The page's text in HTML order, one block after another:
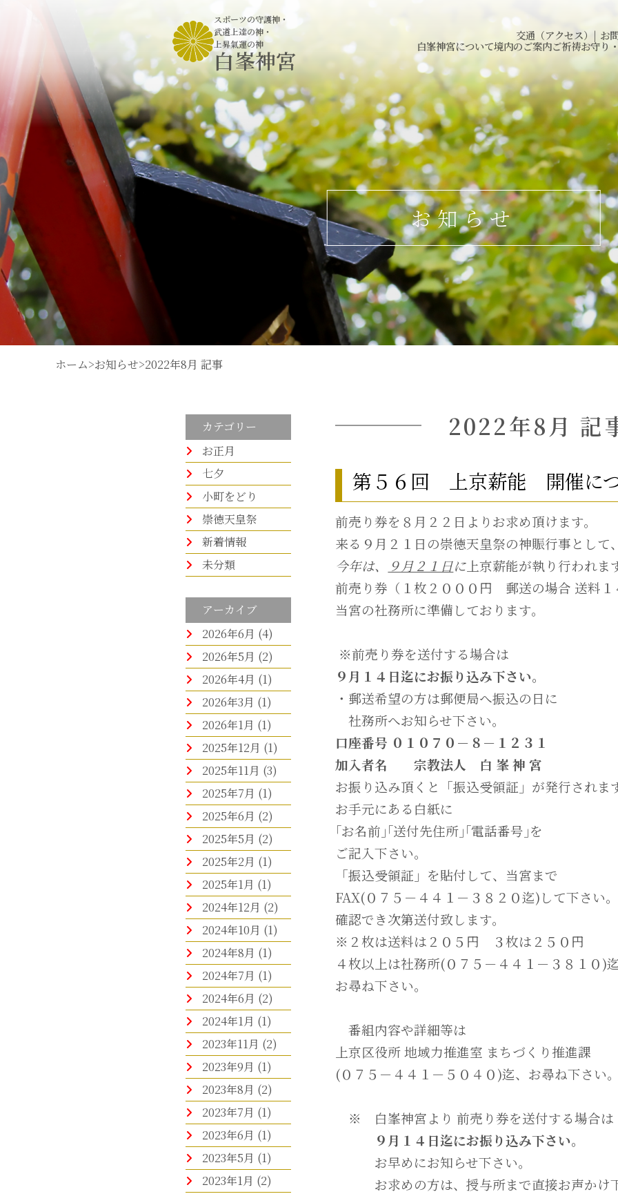
スポーツの守護神 ・
武道上達の神 ・
上昇氣運の神
白峯神宮
交通（アクセス） | お
白峯神宮について境内のご案内ご祈祷お守り
お知らせ
ホーム>お知らせ>2022年8月 記事
カテゴリー
お正月
七夕
小町をどり
崇徳天皇祭
新着情報
未分類
アーカイブ
2026年6月 (4)
2026年5月 (2)
2026年4月 (1)
2026年3月 (1)
2026年1月 (1)
2025年12月 (1)
2025年11月 (3)
2025年7月 (1)
2025年6月 (2)
2025年5月 (2)
2025年2月 (1)
2025年1月 (1)
2024年12月 (2)
2024年10月 (1)
2024年8月 (1)
2024年7月 (1)
2024年6月 (2)
2024年1月 (1)
2023年11月 (2)
2023年9月 (1)
2023年8月 (2)
2023年7月 (1)
2023年6月 (1)
2023年5月 (1)
2023年1月 (2)
2022年8月 記
第５６回 上京薪能 開催に
前売り券を８月２２日よりお求め頂けます。
来る９月２１日の崇徳天皇祭の神賑行事として
今年は、
９月２１日に 上京薪能が執り行われま
前売り券（１枚２０００円 郵送の場合 送料１
当宮の社務所に準備しております。
※前売り券を送付する場合は
９月１４日迄にお振り込み下さい。
・郵送希望の方は郵便局へ振込の日に
社務所へお知らせ下さい。
口座番号 ０１０７０－８－１２３１
加入者名 宗教法人 白 峯 神 宮
お振り込み頂くと「振込受領証」が発行されま
お手元にある白紙に
｢お名前｣｢送付先住所｣｢電話番号｣を
ご記入下さい。
「振込受領証」を貼付して、当宮まで
FAX(０７５－４４１－３８２０迄)して下さい
確認でき次第送付致します。
※２枚は送料は２０５円 ３枚は２５０円
４枚以上は社務所(０７５－４４１－３８１０)
お尋ね下さい。
番組内容や詳細等は
上京区役所 地域力推進室 まちづくり推進課
(０７５－４４１－５０４０)迄、お尋ね下さい
※ 白峯神宮より 前売り券を送付する場合は
９月１４日迄にお振り込み下さい。
お早めにお知らせ下さい。
お求めの方は、授与所まで直接お声かけ